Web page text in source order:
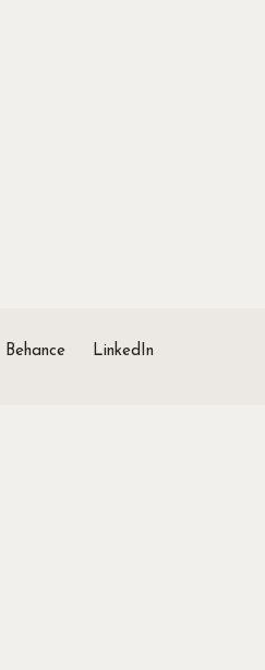
Behance LinkedIn